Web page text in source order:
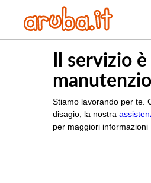
Il servizio
Stiamo lavorando per te.
disagio, la nostra
per maggiori informazioni